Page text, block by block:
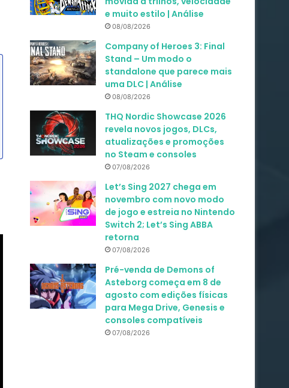
e muito estilo | Análise
08/08/2026
Company of Heroes 3: Final
Stand – Um modo o
standalone que parece mais
uma DLC | Análise
08/08/2026
THQ Nordic Showcase 2026
revela novos jogos, DLCs,
atualizações e promoções
no Steam e consoles
07/08/2026
Let’s Sing 2027 chega em
novembro com novo modo
de jogo e estreia no Nintendo
Switch 2; Let’s Sing ABBA
retorna
07/08/2026
Pré-venda de Demons of
Asteborg começa em 8 de
agosto com edições físicas
para Mega Drive, Genesis e
consoles compatíveis
07/08/2026